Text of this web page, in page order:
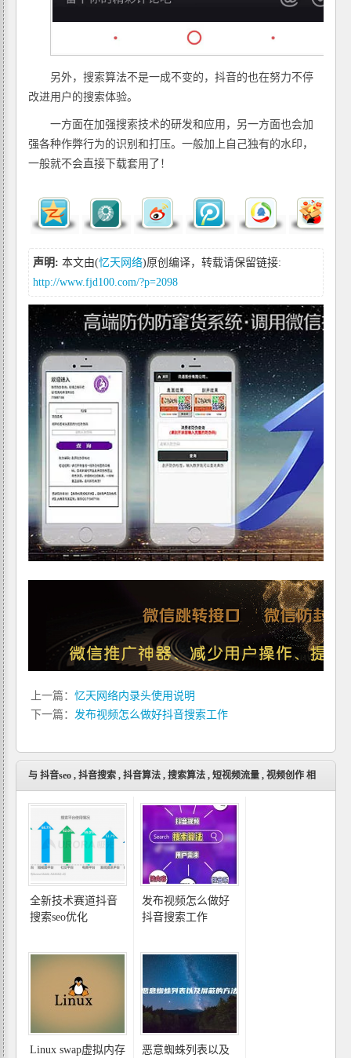
另外，搜索算法不是一成不变的，抖音的也在努力不停
改进用户的搜索体验。
一方面在加强搜索技术的研发和应用，另一方面也会加
强各种作弊行为的识别和打压。一般加上自己独有的水印，
一般就不会直接下载套用了！
声明: 本文由(忆天网络)原创编译，转载请保留链接:
http://www.fjd100.com/?p=2098
上一篇： 忆天网络内录头使用说明
下一篇： 发布视频怎么做好抖音搜索工作
与 抖音seo , 抖音搜索 , 抖音算法 , 搜索算法 , 短视频流量 , 视频创作 相
关的文章
全新技术赛道抖音
搜索seo优化
发布视频怎么做好
抖音搜索工作
Linux swap虚拟内存 恶意蜘蛛列表以及